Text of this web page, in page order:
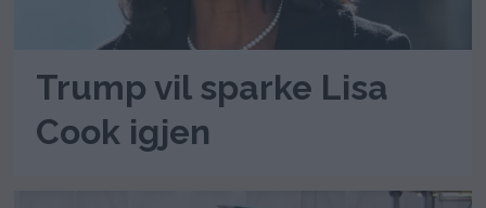
Trump vil sparke Lisa
Cook igjen